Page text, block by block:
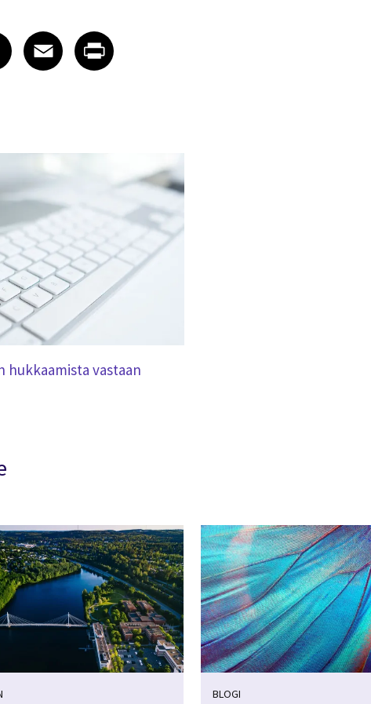
LinkedIn
on X
article on Facebook
Facebook
Share article on Email
Email
Share article on Print
hukkaamista vastaan
BLOGI